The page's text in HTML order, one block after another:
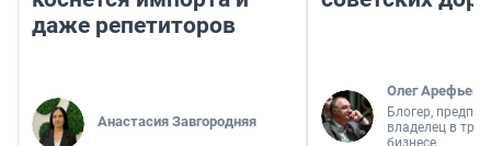
даже репетиторов
Анастасия Завгородняя
Олег Арефьев
Блогер,
владелец в
бизнесе